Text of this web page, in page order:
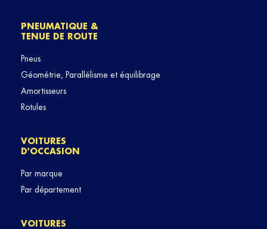
PNEUMATIQUE &
TENUE DE ROUTE
Pneus
Géométrie, Parallélisme et équilibrage
Amortisseurs
Rotules
VOITURES
D'OCCASION
Par marque
Par département
VOITURES